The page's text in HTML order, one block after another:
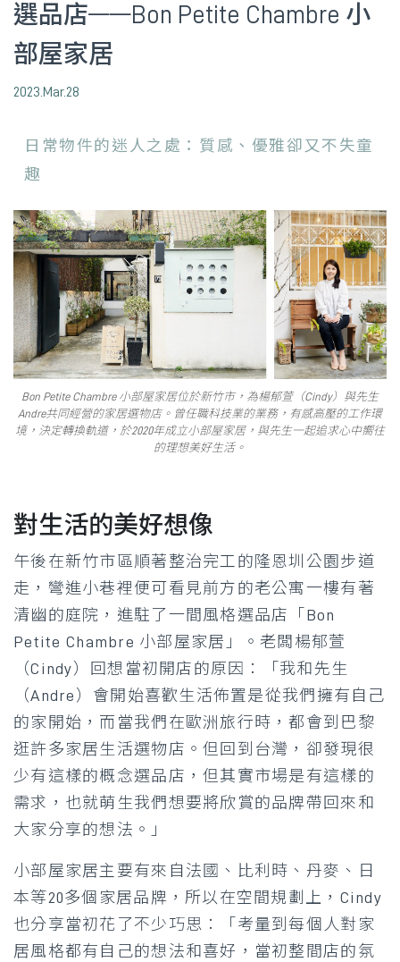
選品店——Bon Petite Chambre 小
部屋家居
2023.Mar.28
日常物件的迷人之處：質感、優雅卻又不失童
趣
Bon Petite Chambre 小部屋家居位於新竹市，為楊郁萱（Cindy）與先生
Andre共同經營的家居選物店。曾任職科技業的業務，有感高壓的工作環
境，決定轉換軌道，於2020年成立小部屋家居，與先生一起追求心中嚮往
的理想美好生活。
對生活的美好想像
午後在新竹市區順著整治完工的隆恩圳公園步道
走，彎進小巷裡便可看見前方的老公寓一樓有著
清幽的庭院，進駐了一間風格選品店「Bon
Petite Chambre 小部屋家居」。老闆楊郁萱
（Cindy）回想當初開店的原因：「我和先生
（Andre）會開始喜歡生活佈置是從我們擁有自己
的家開始，而當我們在歐洲旅行時，都會到巴黎
逛許多家居生活選物店。但回到台灣，卻發現很
少有這樣的概念選品店，但其實市場是有這樣的
需求，也就萌生我們想要將欣賞的品牌帶回來和
大家分享的想法。」
小部屋家居主要有來自法國、比利時、丹麥、日
本等20多個家居品牌，所以在空間規劃上，Cindy
也分享當初花了不少巧思：「考量到每個人對家
居風格都有自己的想法和喜好，當初整間店的氛